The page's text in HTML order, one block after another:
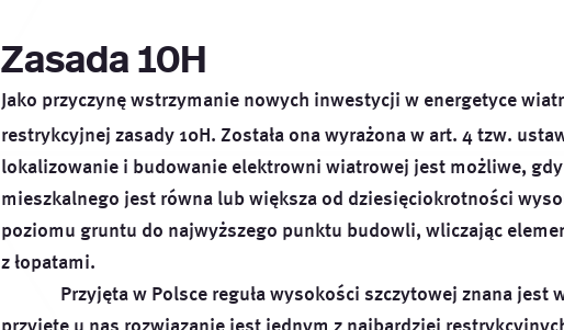
Zasada 10H
Jako przyczynę wstrzymanie nowych inwestycji w energetyce
restrykcyjnej zasady 10H. Została ona wyrażona w art. 4 tzw.
lokalizowanie i budowanie elektrowni wiatrowej jest możliwe,
mieszkalnego jest równa lub większa od dziesięciokrotności
poziomu gruntu do najwyższego punktu budowli, wliczając
z łopatami.
Przyjęta w Polsce reguła wysokości szczytowej znana
przyjęte u nas rozwiązanie jest jednym z najbardziej
jest, że lokalizowanie, budowa lub przebudowa elektrowni
elektrowni od budynku mieszkalnego jest równa lub większa od
elektrowni wiatrowej.
Nowość polega na tym, że rada gminy uchwalając
może wyznaczyć mniejszą odległość pomiędzy elektrownią
Przy czym odległość ta nadal nie może być mniejsza niż 700 m.
Zasada ta jest wyrażona jednoznacznie w art. 3 tzw. ustawy
przedstawiciela gminnej komisji urbanistyczno-
Liberalizacja zasady 10H - nowe zasady lokalizacji i budowy.ꜛ